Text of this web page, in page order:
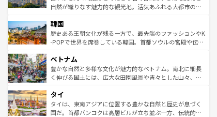
ク、伝統的なフラダンスなど、すべてがハワイの魅力を彩
ワイを、存分に味わってほしい。 なお、新着のハワイ情報
はコンテンツ一覧を参照してほしい。
ど、見どころがたくさん。また、カフェやワイン、オージ
いる。アクティビティも充実しており、サーフィンやダイ
ビング、ハイキングなど、アウトドア好きにはたまらな
い。オーストラリアの多彩な魅力を存分に味わいつくそ
参照してほしい。
自然が織りなす魅力的な観光地。活気あふれる大都市の台
ン）、静ひつな山岳地帯である台湾東部など、都市の喧騒
と山間の静けさが共存しており、訪れる人に新しい発見と
驚きをもたらしてくれる。また、奥深い台湾の食文化も魅
容にもいいと評判のスイーツなど、バラエティ豊かな料理
が味わえる。 なお、新着の台湾情報は コンテンツ一覧を参
照してほしい。
韓国
歴史ある王朝文化が残る一方で、最先端のファッションやK
-POPで世界を席巻している韓国。首都ソウルの宮殿や伝統
き、地方に足を延ばせば四季折々の自然美を楽しむことが
できる。そして、キムチや焼肉、絶品のストリートフード
まで、さまざまな韓国料理が待っている。夜には、韓国な
リティに包まれながら、韓国の多彩な魅力を心ゆくまで味
わってみてほしい。 なお、新着の韓国情報はコンテンツ一
覧を参照してほしい。
ベトナム
豊かな自然と多様な文化が魅力的なベトナム。南北に細長
く伸びる国土には、広大な田園風景や青々とした山々、世
急速な発展と共に伝統が息づく。ハノイの古い町並みやホ
ーチミン市のフランス統治時代の建物も、独特の雰囲気を
醸し出している。また、バラエティの豊かさとおいしさで
タイ
タイは、東南アジアに位置する豊かな自然と歴史が息づく
国だ。首都バンコクは高層ビルが立ち並ぶ一方、伝統的な